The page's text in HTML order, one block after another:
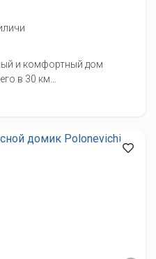
и комфортный дом
в 30 км...